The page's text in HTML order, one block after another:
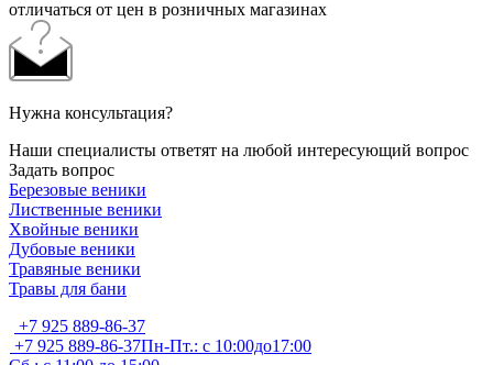
отличаться от цен в розничных магазинах
Нужна консультация?
Наши специалисты ответят на любой интересующий вопрос
Задать вопрос
Березовые веники
Лиственные веники
Хвойные веники
Дубовые веники
Травяные веники
Травы для бани
+7 925 889-86-37
+7 925 889-86-37Пн-Пт.: с 10:00до17:00